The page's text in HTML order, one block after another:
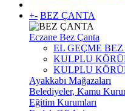
+- BEZ ÇANTA
Eczane Bez Çanta
EL GEÇME
KULPLU
KULPLU
Ayakkabı Mağazaları
Belediyeler, Kamu
Eğitim Kurumları